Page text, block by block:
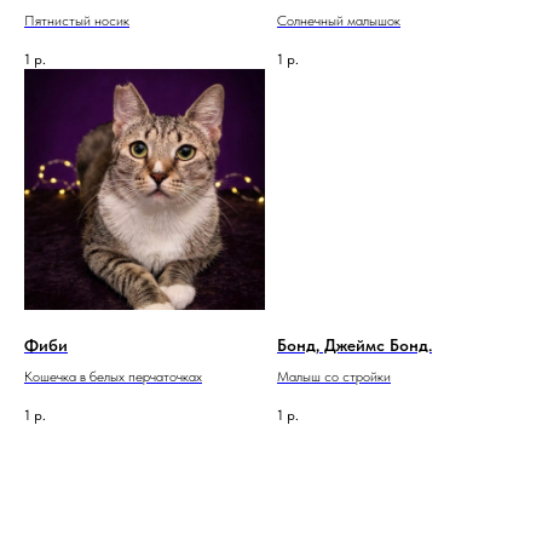
Пятнистый носик
1 р.
Солнечный малышок
1 р.
Фиби
Кошечка в белых перчаточках
1 р.
Бонд, Джеймс Бонд.
Малыш со стройки
1 р.